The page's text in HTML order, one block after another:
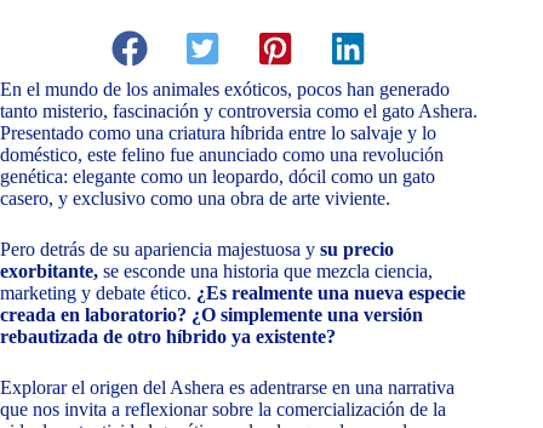
En el mundo de los animales exóticos, pocos han generado
tanto misterio, fascinación y controversia como el gato Ashera.
Presentado como una criatura híbrida entre lo salvaje y lo
doméstico, este felino fue anunciado como una revolución
genética: elegante como un leopardo, dócil como un gato
casero, y exclusivo como una obra de arte viviente.
Pero detrás de su apariencia majestuosa y su precio
exorbitante, se esconde una historia que mezcla ciencia,
marketing y debate ético. ¿Es realmente una nueva especie
creada en laboratorio? ¿O simplemente una versión
rebautizada de otro híbrido ya existente?
Explorar el origen del Ashera es adentrarse en una narrativa
que nos invita a reflexionar sobre la comercialización de la